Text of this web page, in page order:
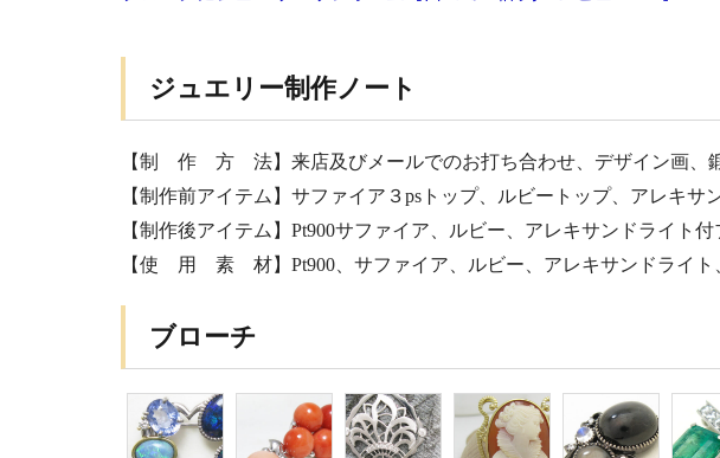
ジュエリー制作ノート
【制 作 方 法】来店及びメールでのお打ち合わせ、デザイン画、
【制作前アイテム】サファイア３psトップ、ルビートップ、アレキサ
【制作後アイテム】Pt900サファイア、ルビー、アレキサンドライト付
【使 用 素 材】Pt900、サファイア、ルビー、アレキサンドライト
ブローチ